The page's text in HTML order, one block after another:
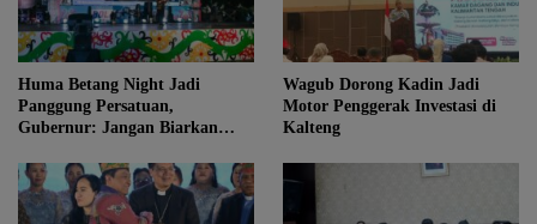
Huma Betang Night Jadi
Panggung Persatuan,
Gubernur: Jangan Biarkan
Kalteng
Wagub Dorong Kadin Jadi
Motor Penggerak Investasi di
Kalteng